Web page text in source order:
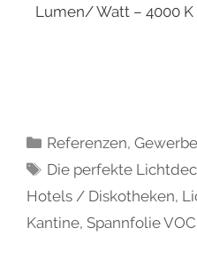
Lumen/ Watt – 4000 K
Referenzen,
Die perfekte
Hotels / Diskotheken,
Kantine, Spannfolie